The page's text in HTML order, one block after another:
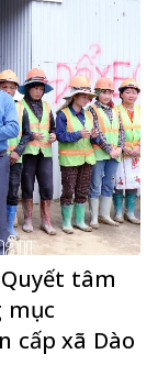
tâm
mục
cấp xã Dào